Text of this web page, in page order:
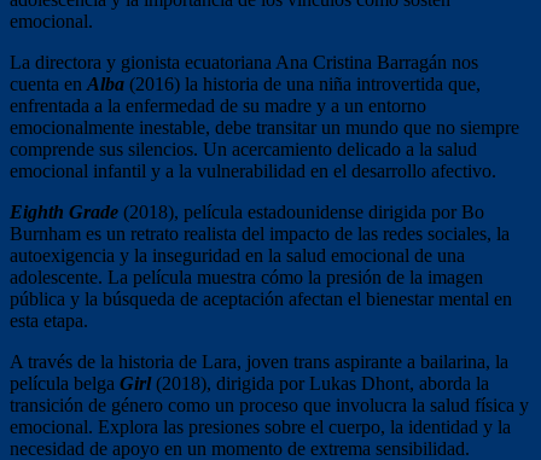
emocional.
La directora y gionista ecuatoriana Ana Cristina Barragán nos
cuenta en Alba (2016) la historia de una niña introvertida que,
enfrentada a la enfermedad de su madre y a un entorno
emocionalmente inestable, debe transitar un mundo que no siempre
comprende sus silencios. Un acercamiento delicado a la salud
emocional infantil y a la vulnerabilidad en el desarrollo afectivo.
Eighth Grade (2018), película estadounidense dirigida por Bo
Burnham es un retrato realista del impacto de las redes sociales, la
autoexigencia y la inseguridad en la salud emocional de una
adolescente. La película muestra cómo la presión de la imagen
pública y la búsqueda de aceptación afectan el bienestar mental en
esta etapa.
A través de la historia de Lara, joven trans aspirante a bailarina, la
película belga Girl(2018), dirigida por Lukas Dhont, aborda la
transición de género como un proceso que involucra la salud física y
emocional. Explora las presiones sobre el cuerpo, la identidad y la
necesidad de apoyo en un momento de extrema sensibilidad.